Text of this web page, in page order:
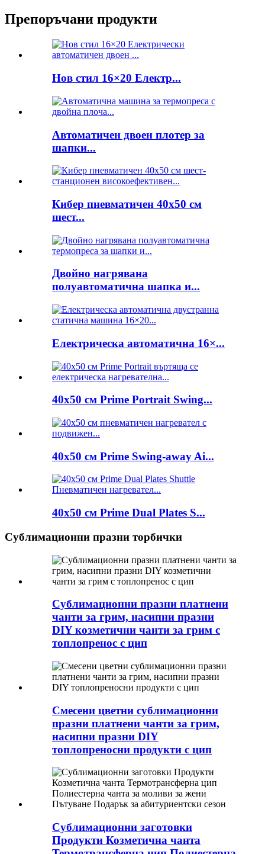
Препоръчани продукти
Нов стил 16×20 Електр...
Автоматичен двоен плотер за
шапки...
Кибер пневматичен 40x50 см
шест...
Двойно нагрявана
полуавтоматична шапка и...
Електрическа автоматична 16×...
40x50 см Prime Portrait Swing...
40x50 см Prime Swing-away Ai...
40x50 см Prime Dual Plates S...
Сублимационни празни торбички
Сублимационни празни платнени
чанти за грим, насипни празни
DIY козметични чанти за грим с
топлопренос с цип
Смесени цветни сублимационни
празни платнени чанти за грим,
насипни празни DIY
топлопреносни продукти с цип
Сублимационни заготовки
Продукти Козметична чанта